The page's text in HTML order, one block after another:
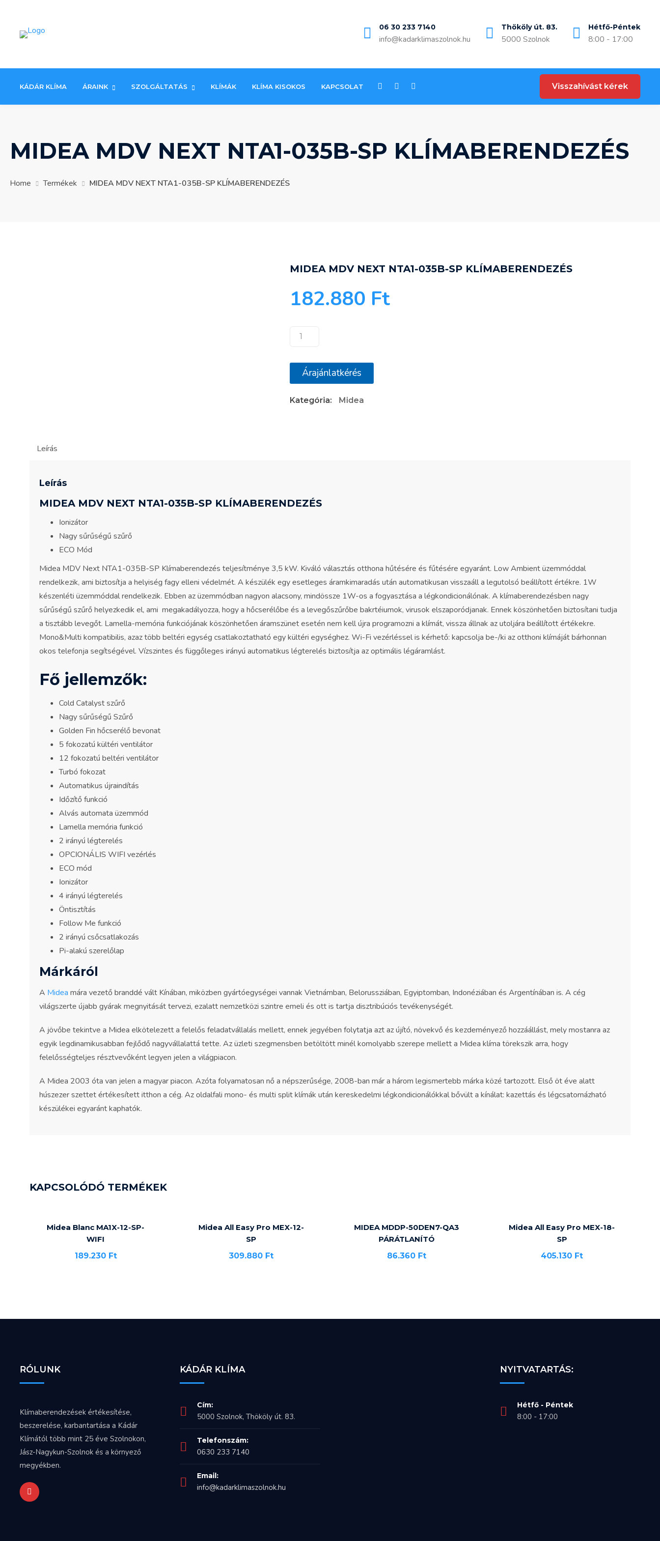
content
06 30 233 7140
info@kadarklimaszolnok.hu
Thököly út. 83.
5000 Szolnok
Hétfő-Péntek
8:00 - 17:00
KÁDÁR KLÍMA ÁRAINK SZOLGÁLTATÁS KLÍMÁK KLÍMA KISOKOS KAPCSOLAT Visszahívást kérek
MIDEA MDV NEXT NTA1-035B-SP KLÍMABERENDEZÉS
Home Termékek MIDEA MDV NEXT NTA1-035B-SP KLÍMABERENDEZÉS
MIDEA MDV NEXT NTA1-035B-SP KLÍMABERENDEZÉS
182.880 Ft
MIDEA
NEXT
NTA1-
SP
Árajánlatkérés
Kategória: Midea
Leírás
Leírás
MIDEA MDV NEXT NTA1-035B-SP KLÍMABERENDEZÉS
Ionizátor
Nagy sűrűségű szűrő
ECO Mód
Midea MDV Next NTA1-035B-SP Klímaberendezés teljesítménye 3,5 kW. Kiváló választás otthona hűtésére és fűtésére egyaránt. Low Ambient üzemmóddal
rendelkezik, ami biztosítja a helyiség fagy elleni védelmét. A készülék egy esetleges áramkimaradás után automatikusan visszaáll a legutolsó beállított értékre. 1W
készenléti üzemmóddal rendelkezik. Ebben az üzemmódban nagyon alacsony, mindössze 1W-os a fogyasztása a légkondicionálónak. A klímaberendezésben nagy
sűrűségű szűrő helyezkedik el, ami megakadályozza, hogy a hőcserélőbe és a levegőszűrőbe bakrtéiumok, virusok elszaporódjanak. Ennek köszönhetően biztosítani tudja
a tisztább levegőt. Lamella-memória funkciójának köszönhetően áramszünet esetén nem kell újra programozni a klímát, vissza állnak az utoljára beállított értékekre.
Mono&Multi kompatibilis, azaz több beltéri egység csatlakoztatható egy kültéri egységhez. Wi-Fi vezérléssel is kérhető: kapcsolja be-/ki az otthoni klímáját bárhonnan
okos telefonja segítségével. Vízszintes és függőleges irányú automatikus légterelés biztosítja az optimális légáramlást.
Fő jellemzők:
Cold Catalyst szűrő
Nagy sűrűségű Szűrő
Golden Fin hőcserélő bevonat
5 fokozatú kültéri ventilátor
12 fokozatú beltéri ventilátor
Turbó fokozat
Automatikus újraindítás
Időzítő funkció
Alvás automata üzemmód
Lamella memória funkció
2 irányú légterelés
OPCIONÁLIS WIFI vezérlés
ECO mód
Ionizátor
4 irányú légterelés
Öntisztítás
Follow Me funkció
2 irányú csőcsatlakozás
Pi-alakú szerelőlap
Márkáról
A Midea mára vezető branddé vált Kínában, miközben gyártóegységei vannak Vietnámban, Belorussziában, Egyiptomban, Indonéziában és Argentínában is. A cég
világszerte újabb gyárak megnyitását tervezi, ezalatt nemzetközi szintre emeli és ott is tartja disztribúciós tevékenységét.
A jövőbe tekintve a Midea elkötelezett a felelős feladatvállalás mellett, ennek jegyében folytatja azt az újító, növekvő és kezdeményező hozzáállást, mely mostanra az
egyik legdinamikusabban fejlődő nagyvállalattá tette. Az üzleti szegmensben betöltött minél komolyabb szerepe mellett a Midea klíma törekszik arra, hogy
felelősségteljes résztvevőként legyen jelen a világpiacon.
A Midea 2003 óta van jelen a magyar piacon. Azóta folyamatosan nő a népszerűsége, 2008-ban már a három legismertebb márka közé tartozott. Első öt éve alatt
húszezer szettet értékesített itthon a cég. Az oldalfali mono- és multi split klímák után kereskedelmi légkondicionálókkal bővült a kínálat: kazettás és légcsatornázható
készülékei egyaránt kaphatók.
KAPCSOLÓDÓ TERMÉKEK
Midea Blanc MA1X-12-SP-
WIFI
189.230 Ft
Midea All Easy Pro MEX-12-
SP
309.880 Ft
MIDEA MDDP-50DEN7-QA3
PÁRÁTLANÍTÓ
86.360 Ft
Midea All Easy Pro MEX-18-
SP
405.130 Ft
RÓLUNK
Klímaberendezések értékesítése,
beszerelése, karbantartása a Kádár
Klímától több mint 25 éve Szolnokon,
Jász-Nagykun-Szolnok és a környező
megyékben.
KÁDÁR KLÍMA
Cím:
5000 Szolnok, Thököly út. 83.
Telefonszám:
0630 233 7140
Email:
info@kadarklimaszolnok.hu
NYITVATARTÁS:
Hétfő - Péntek
8:00 - 17:00